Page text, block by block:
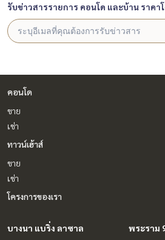
รับข่าวสารรายการ คอนโด และบ้าน ราคา
คอนโด
ขาย
เช่า
ทาวน์เฮ้าส์
ขาย
เช่า
โครงการของเรา
บางนา แบริ่ง ลาซาล
พระราม